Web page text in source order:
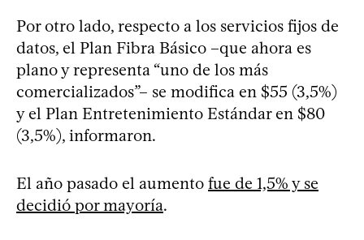
Por otro lado, respecto a los servicios fijos de
datos, el Plan Fibra Básico –que ahora es
plano y representa “uno de los más
comercializados”– se modifica en $55 (3,5%)
y el Plan Entretenimiento Estándar en $80
(3,5%), informaron.
El año pasado el aumento fue de 1,5% y se
decidió por mayoría.